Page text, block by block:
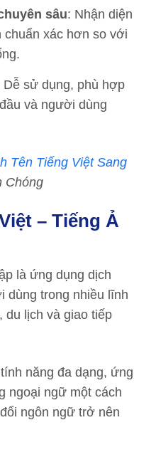
sâu: Nhận diện
chuẩn xác hơn so với
Dễ sử dụng, phù hợp
và người dùng
Tên Tiếng Việt Sang
Chóng
– Tiếng Ả
là ứng dụng dịch
dùng trong nhiều lĩnh
du lịch và giao tiếp
năng đa dạng, ứng
ngoại ngữ một cách
ngôn ngữ trở nên